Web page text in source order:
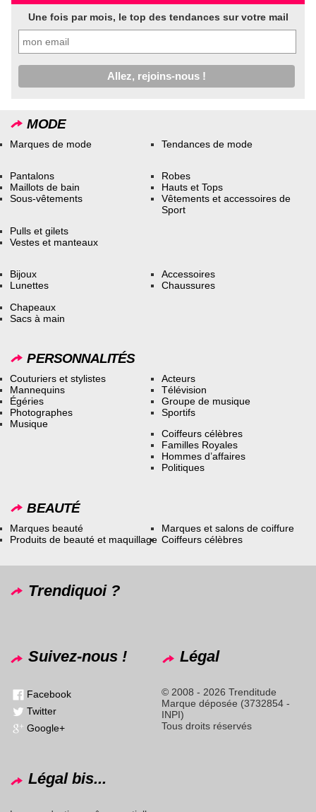
Une fois par mois, le top des tendances sur votre mail
MODE
Marques de mode Tendances de mode
Pantalons
Maillots de bain
Sous-vêtements
Robes
Hauts et Tops
Vêtements et accessoires de
Sport
Pulls et gilets
Vestes et manteaux
Bijoux
Lunettes
Accessoires
Chaussures
Chapeaux
Sacs à main
PERSONNALITÉS
Couturiers et stylistes
Mannequins
Égéries
Photographes
Musique
Acteurs
Télévision
Groupe de musique
Sportifs
Coiffeurs célèbres
Familles Royales
Hommes d’affaires
Politiques
BEAUTÉ
Marques beauté
Produits de beauté et maquillage
Marques et salons de coiffure
Coiffeurs célèbres
Trendiquoi ?
Suivez-nous !
Facebook
Twitter
Google+
Légal
© 2008 - 2026 Trenditude
Marque déposée (3732854 -
INPI)
Tous droits réservés
Légal bis...